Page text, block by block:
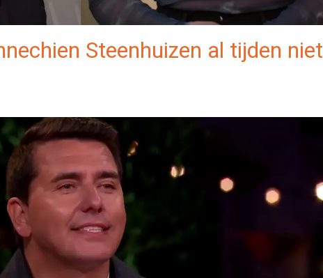
Steenhuizen al tijden niet